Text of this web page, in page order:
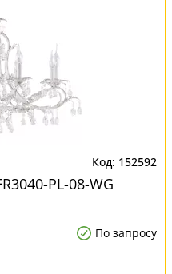
152592
PL-08-WG
По запросу